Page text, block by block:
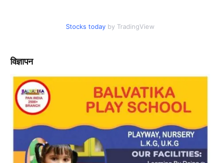
Stocks today by TradingView
विज्ञापन